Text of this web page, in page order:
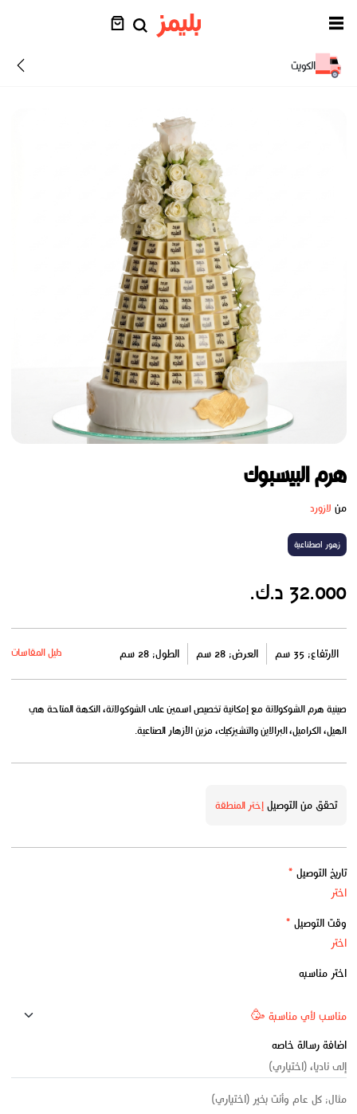
الكويت
هرم البيسبوك
من لازورد
زهور اصطناعية
32.000 د.ك.
الارتفاع: 35 سم العرض: 28 سم الطول: 28 سم دليل المقاسات
صينية هرم الشوكولاتة مع إمكانية تخصيص اسمين على الشوكولاتة، النكهة المتاحة هي
الهيل، الكراميل، البرالاين والتشيزكيك، مزين الأزهار الصناعية.
تحقق من التوصيلإختر المنطقة
تاريخ التوصيل *
وقت التوصيل *
اختر مناسبه
اضافة رسالة خاصه